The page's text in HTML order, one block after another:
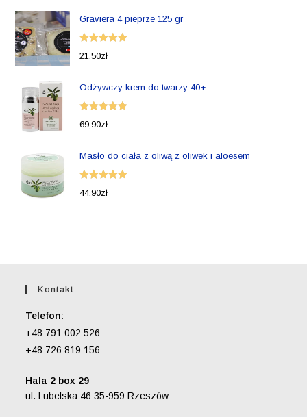
Graviera 4 pieprze 125 gr
Oceniono
21,50zł
Odżywczy krem do twarzy 40+
Oceniono
69,90zł
Masło do ciała z oliwą z oliwek i aloesem
Oceniono
44,90zł
Kontakt
Telefon:
+48 791 002 526
+48 726 819 156
Hala 2 box 29
ul. Lubelska 46 35-959 Rzeszów